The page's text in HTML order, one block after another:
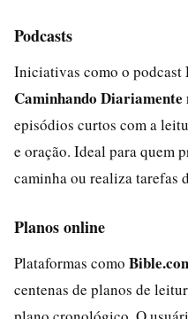
Podcasts
Iniciativas como o podcast
Caminhando Diariamente
episódios curtos com a
e oração. Ideal para quem
caminha ou realiza tarefas
Planos online
Plataformas como
centenas de planos de